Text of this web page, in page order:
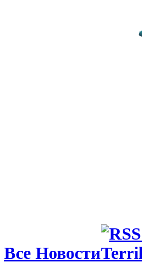
Все Новости